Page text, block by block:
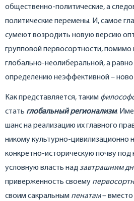
общественно-политические, а
политические перемены. И, самое
сумеют возродить новую версию
групповой первосортности, помимо
глобально-неолиберальной, а
определению неэффективной –
Как представляется, таким
стать глобальный регионализм.
шанс на реализацию их главного
никому культурно-цивилизационно
конкретно-историческую почву под
условную власть надзавтрашним
приверженность своему
своим сакральным пенатам– вместо